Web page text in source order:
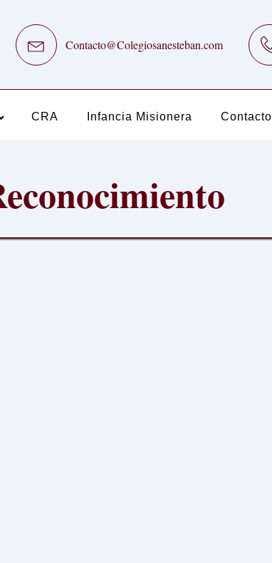
Contacto@Colegiosanesteban.com
CRA Infancia Misionera Contacto